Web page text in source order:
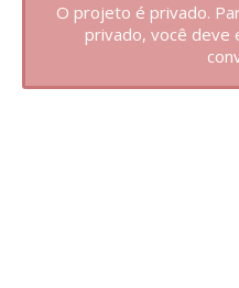
O projeto é privado.
privado, você deve